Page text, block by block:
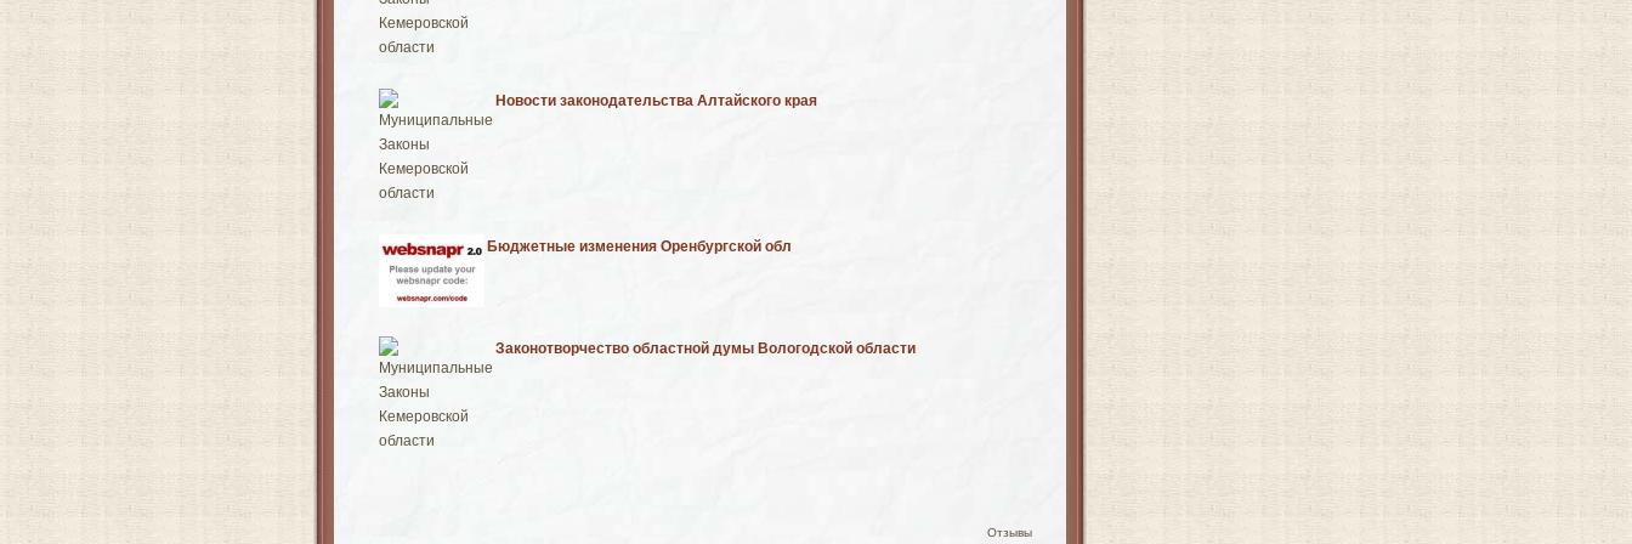
Новости законодательства Алтайского края
Бюджетные изменения Оренбургской обл
Законотворчество областной думы Вологодской области
Отзывы